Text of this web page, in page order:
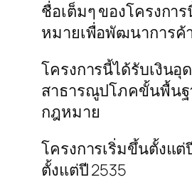
ชื่อเต็มๆ ของโครงกา
หมายเพื่อพัฒนาการค้
โครงการนี้ได้รับเงินอุ
สาธารณูปโภคขั้นพื้นฐ
กฎหมาย
โครงการเริ่มขึ้นตั้งแ
ตั้งแต่ปี 2535